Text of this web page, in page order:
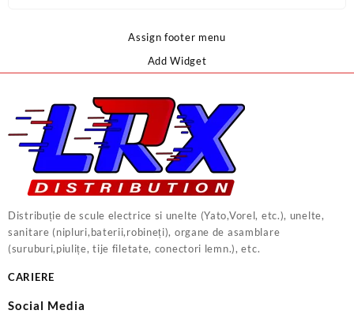
Assign footer menu
Add Widget
Distribuție de scule electrice si unelte (Yato,Vorel, etc.), unelte,
sanitare (nipluri,baterii,robineți), organe de asamblare
(suruburi,piulițe, tije filetate, conectori lemn.), etc.
CARIERE
Social Media